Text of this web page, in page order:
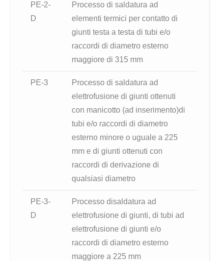
PE-2-
D
Processo di saldatura ad
elementi termici per contatto di
giunti testa a testa di tubi e/o
raccordi di diametro esterno
maggiore di 315 mm
PE-3
Processo di saldatura ad
elettrofusione di giunti ottenuti
con manicotto (ad inserimento)di
tubi e/o raccordi di diametro
esterno minore o uguale a 225
mm e di giunti ottenuti con
raccordi di derivazione di
qualsiasi diametro
PE-3-
D
Processo disaldatura ad
elettrofusione di giunti, di tubi ad
elettrofusione di giunti e/o
raccordi di diametro esterno
maggiore a 225 mm